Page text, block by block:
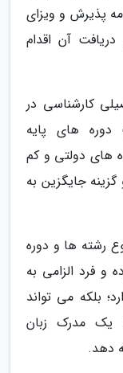
پذیرش و ویزای
آن اقدام
کارشناسی در
های پایه
های دولتی و کم
جایگزین به
رشته ها و دوره
و فرد الزامی به
بلکه می تواند
یک مدرک زبان
دهد.